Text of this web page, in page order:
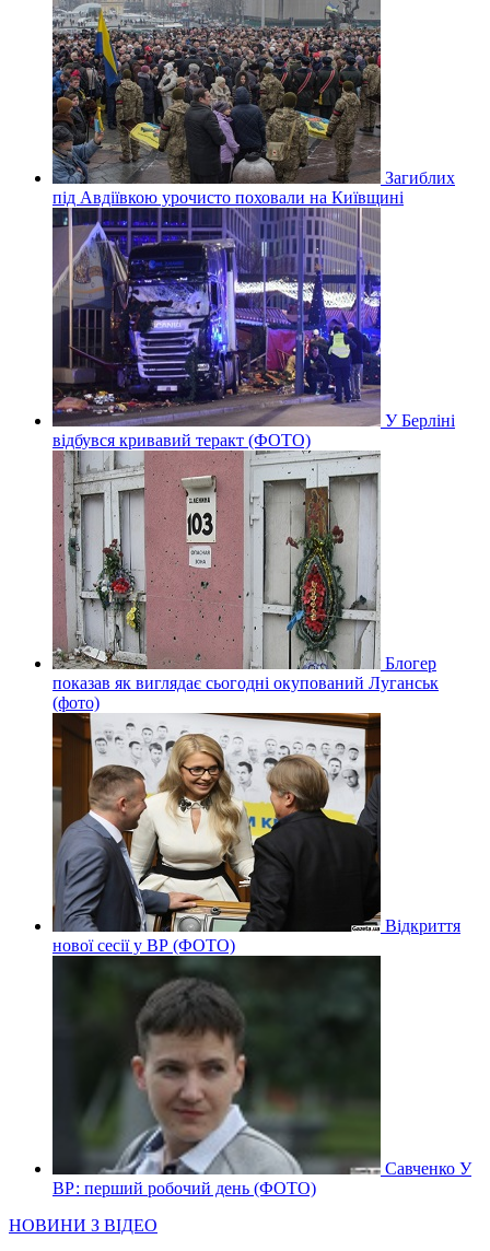
Загиблих
під Авдіївкою урочисто поховали на Київщині
У Берліні
відбувся кривавий теракт (ФОТО)
Блогер
показав як виглядає сьогодні окупований Луганськ
(фото)
Відкриття
нової сесії у ВР (ФОТО)
Савченко У
ВР: перший робочий день (ФОТО)
НОВИНИ З ВІДЕО